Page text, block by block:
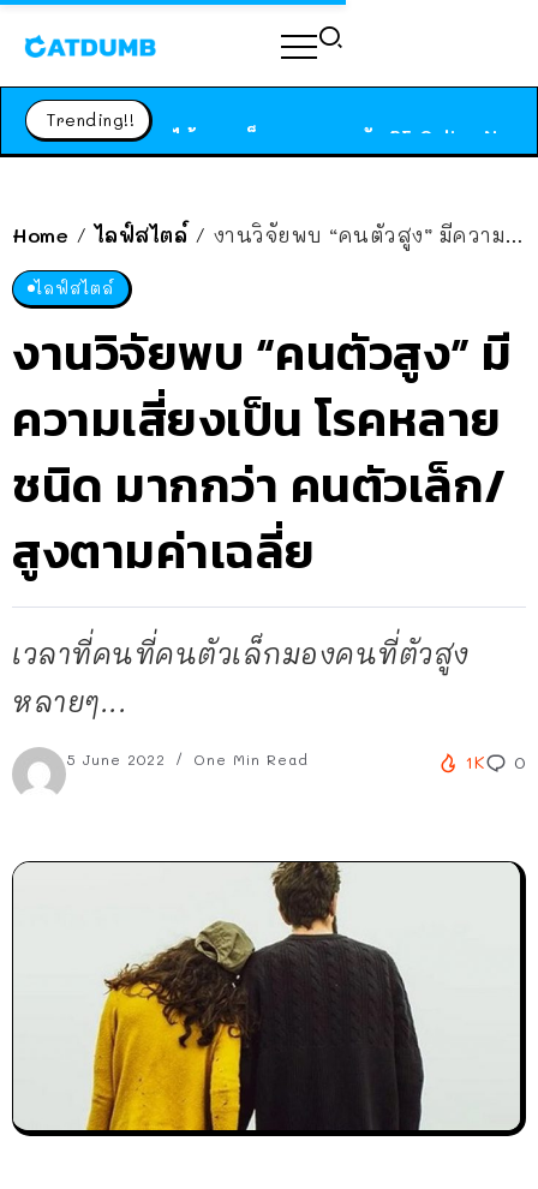
Trending!!
Home / ไลฟ์สไตล์ / งานวิจัยพบ “คนตัวสูง” มีความเสี่ยงเป็น โรคหลายชนิด มากกว่า คนตัวเล็ก/สูงตามค่าเฉลี่ย
ไลฟ์สไตล์
งานวิจัยพบ “คนตัวสูง” มี
ความเสี่ยงเป็น โรคหลาย
ชนิด มากกว่า คนตัวเล็ก/
สูงตามค่าเฉลี่ย
เวลาที่คนที่คนตัวเล็กมองคนที่ตัวสูง
หลายๆ...
5 June 2022 One Min Read 1K 0